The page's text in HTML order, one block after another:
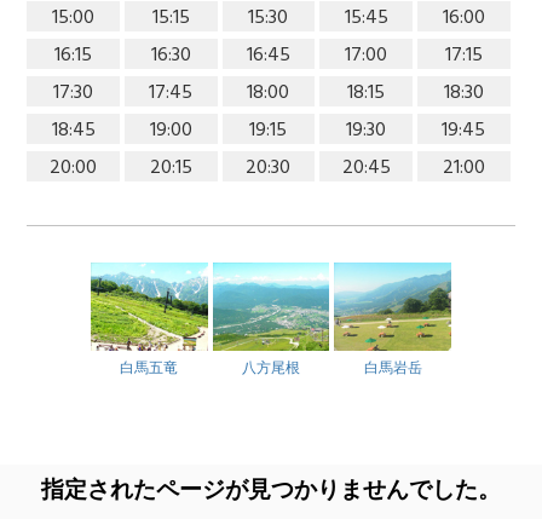
15:00
15:15 15:30 15:45
16:00
16:15
16:30 16:45 17:00
17:15
17:30
17:45 18:00 18:15
18:30
18:45
19:00 19:15 19:30
19:45
20:00
20:15 20:30 20:45 21:00
白馬五竜 八方尾根 白馬岩岳